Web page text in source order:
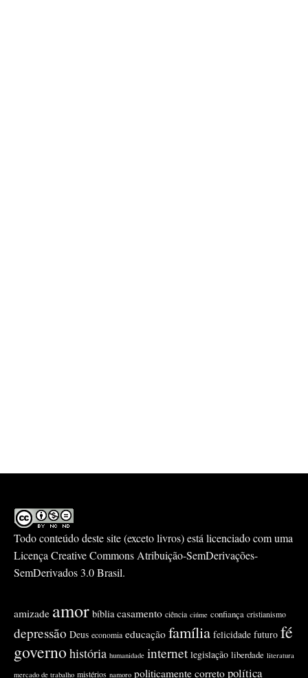
Todo conteúdo deste site (exceto livros) está licenciado com uma
LicençaCreative Commons Atribuição-SemDerivações-
SemDerivados 3.0 Brasil.
amizade amor bíblia casamento ciência ciúme confiança cristianismo
depressão Deus economia educação família felicidade futuro fé
governo história humanidade internet legislação liberdade literatura
mercado de trabalho mistérios namoro politicamente correto política